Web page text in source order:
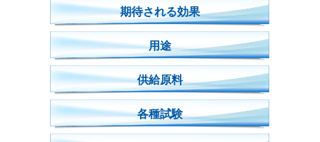
期待される効果
用途
供給原料
各種試験